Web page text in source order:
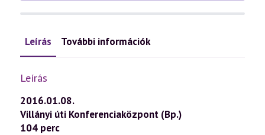
Leírás További információk
Leírás
2016.01.08.
Villányi úti Konferenciaközpont (Bp.)
104 perc